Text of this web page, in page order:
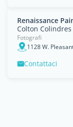
Renaissance
Colton Colindres
Fotografi
1128 W.
Contattaci